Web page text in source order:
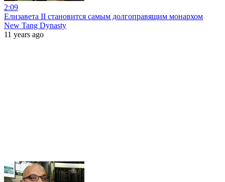
2:09
Елизавета II становится самым долгоправящим монархом
New Tang Dynasty
11 years ago